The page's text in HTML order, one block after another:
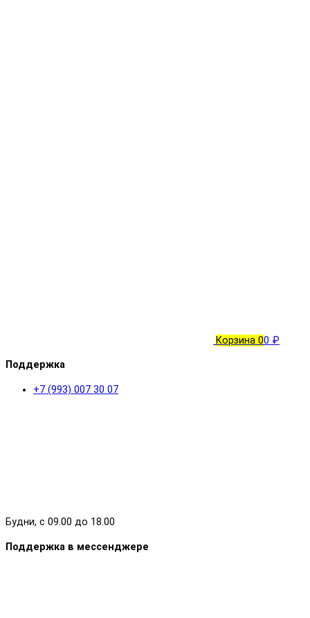
Корзина 00 ₽
Поддержка
+7 (993) 007 30 07
Будни, с 09.00 до 18.00
Поддержка в мессенджере